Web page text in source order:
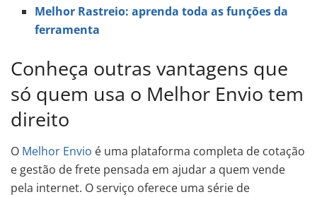
Melhor Rastreio: aprenda toda as funções da
ferramenta
Conheça outras vantagens que
só quem usa o Melhor Envio tem
direito
O Melhor Envio é uma plataforma completa de cotação
e gestão de frete pensada em ajudar a quem vende
pela internet. O serviço oferece uma série de